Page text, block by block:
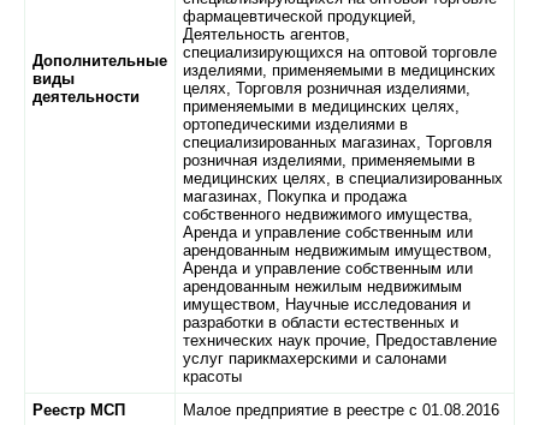
Дополнительные
виды
деятельности
фармацевтической продукцией,
Деятельность агентов,
специализирующихся на оптовой торговле
изделиями, применяемыми в медицинских
целях, Торговля розничная изделиями,
применяемыми в медицинских целях,
ортопедическими изделиями в
специализированных магазинах, Торговля
розничная изделиями, применяемыми в
медицинских целях, в специализированных
магазинах, Покупка и продажа
собственного недвижимого имущества,
Аренда и управление собственным или
арендованным недвижимым имуществом,
Аренда и управление собственным или
арендованным нежилым недвижимым
имуществом, Научные исследования и
разработки в области естественных и
технических наук прочие, Предоставление
услуг парикмахерскими и салонами
красоты
Реестр МСП
Малое предприятие в реестре с 01.08.2016